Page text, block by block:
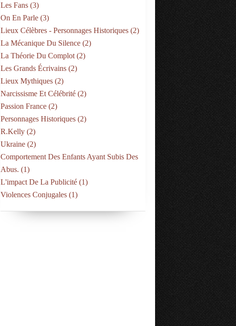
PSYCHOLOGIE
Les Fans (3)
On En Parle (3)
Lieux Célèbres - Personnages Historiques (2)
La Mécanique Du Silence (2)
La Théorie Du Complot (2)
Les Grands Écrivains (2)
Lieux Mythiques (2)
Narcissisme Et Célébrité (2)
Passion France (2)
Personnages Historiques (2)
R.kelly (2)
Ukraine (2)
Comportement Des Enfants Ayant Subis Des
Abus. (1)
L'impact De La Publicité (1)
Violences Conjugales (1)